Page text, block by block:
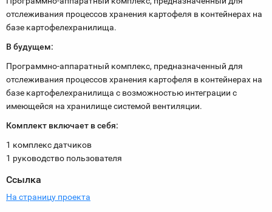
отслеживания процессов хранения картофеля в контейнерах на
базе картофелехранилища.
В будущем:
Программно-аппаратный комплекс, предназначенный для
отслеживания процессов хранения картофеля в контейнерах на
базе картофелехранилища с возможностью интеграции с
имеющейся на хранилище системой вентиляции.
Комплект включает в себя:
1 комплекс датчиков
1 руководство пользователя
Ссылка
На страницу проекта